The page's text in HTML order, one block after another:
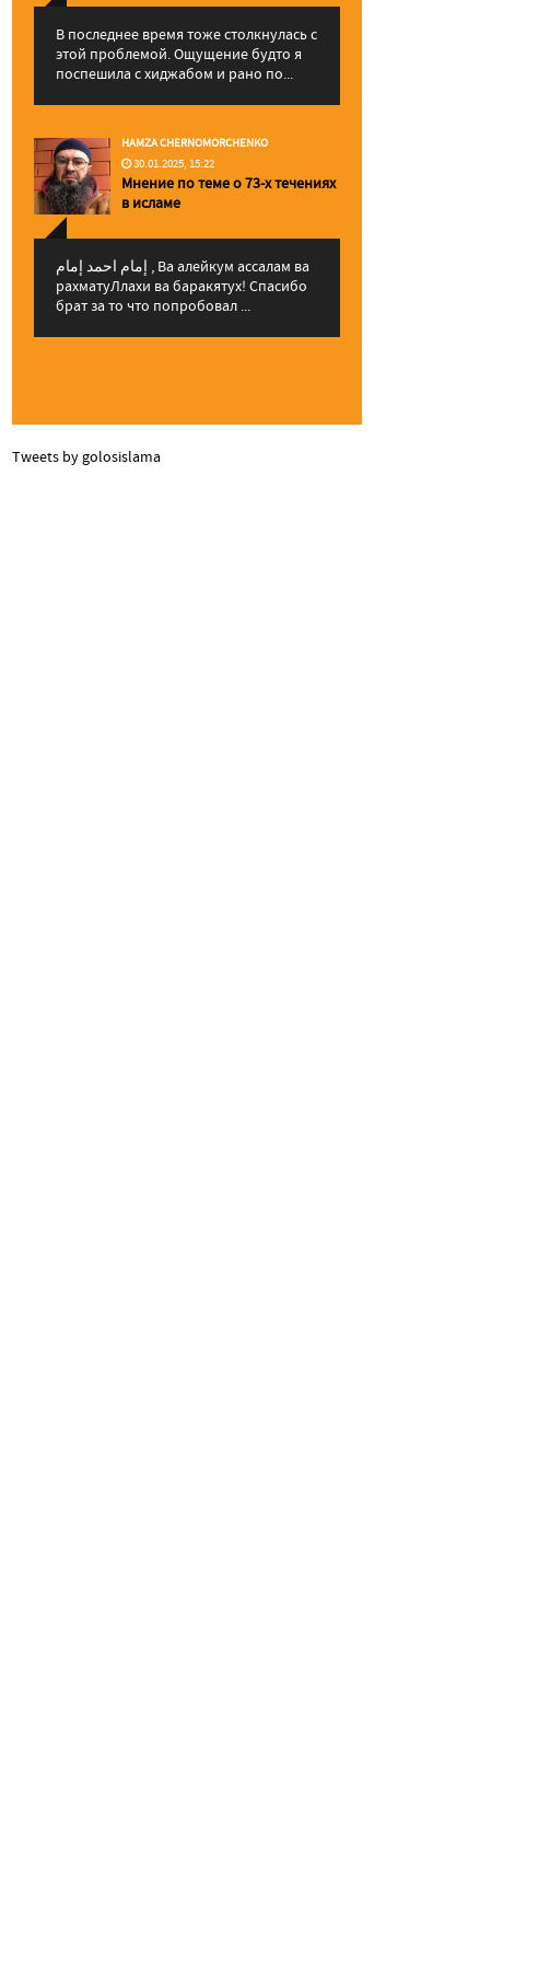
В последнее время тоже столкнулась с
этой проблемой. Ощущение будто я
поспешила с хиджабом и рано по...
HAMZA CHERNOMORCHENKO
30.01.2025, 15:22
Мнение по теме о 73-х течениях
в исламе
إمام احمد إمام , Ва алейкум ассалам ва
рахматуЛлахи ва баракятух! Спасибо
брат за то что попробовал ...
Tweets by golosislama